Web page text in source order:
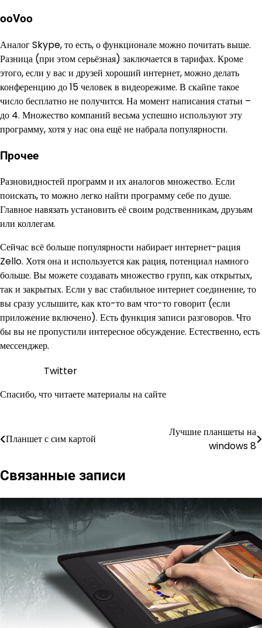
ooVoo
Аналог Skype, то есть, о функционале можно почитать выше.
Разница (при этом серьёзная) заключается в тарифах. Кроме
этого, если у вас и друзей хороший интернет, можно делать
конференцию до 15 человек в видеорежиме. В скайпе такое
число бесплатно не получится. На момент написания статьи –
до 4. Множество компаний весьма успешно используют эту
программу, хотя у нас она ещё не набрала популярности.
Прочее
Разновидностей программ и их аналогов множество. Если
поискать, то можно легко найти программу себе по душе.
Главное навязать установить её своим родственникам, друзьям
или коллегам.
Сейчас всё больше популярности набирает интернет-рация
Zello. Хотя она и используется как рация, потенциал намного
больше. Вы можете создавать множество групп, как открытых,
так и закрытых. Если у вас стабильное интернет соединение, то
вы сразу услышите, как кто-то вам что-то говорит (если
приложение включено). Есть функция записи разговоров. Что
бы вы не пропустили интересное обсуждение. Естественно, есть
мессенджер.
Twitter
Спасибо, что читаете материалы на сайте
Навигация
записям
Планшет с сим картой
Лучшие планшеты на
windows 8
Связанные записи